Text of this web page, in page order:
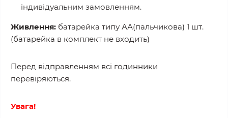
індивідуальним замовленням.
Живлення: батарейка типу АА(пальчикова) 1 шт.
(батарейка в комплект не входить)
Перед відправленням всі годинники
перевіряються.
Увага!